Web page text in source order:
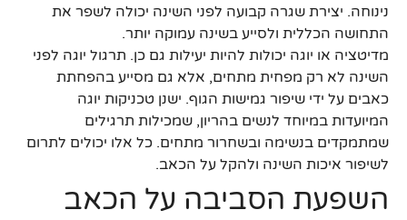
נינוחה. יצירת שגרה קבועה לפני השינה יכולה לשפר את
התחושה הכללית ולסייע בשינה עמוקה יותר.
מדיטציה או יוגה יכולות להיות יעילות גם כן. תרגול יוגה לפני
השינה לא רק מפחית מתחים, אלא גם מסייע בהפחתת
כאבים על ידי שיפור גמישות הגוף. ישנן טכניקות יוגה
המיועדות במיוחד לנשים בהריון, שמכילות תרגילים
שמתמקדים בנשימה ובשחרור מתחים. כל אלו יכולים לתרום
לשיפור איכות השינה ולהקל על הכאב.
השפעת הסביבה על הכאב